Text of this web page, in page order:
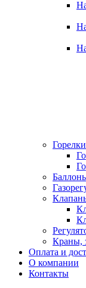
Краны,
Оплата и
О компании
Контакты